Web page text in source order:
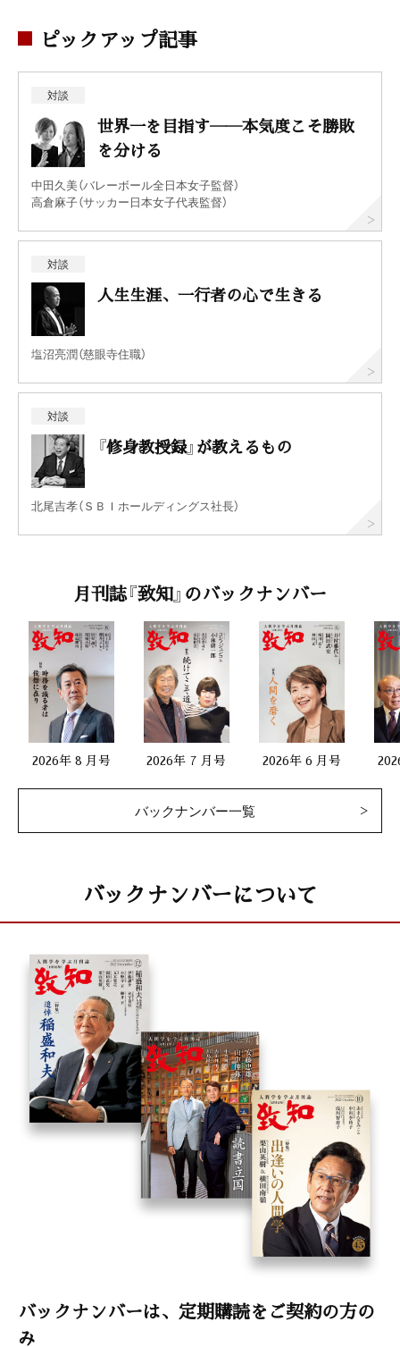
ピックアップ記事
対談
世界一を目指す――本気度こそ勝敗
を分ける
中田久美（バレーボール全日本女子監督）
高倉麻子（サッカー日本女子代表監督）
対談
人生生涯、一行者の心で生きる
塩沼亮潤（慈眼寺住職）
対談
『修身教授録』が教えるもの
北尾吉孝（ＳＢＩホールディングス社長）
月刊誌『致知』のバックナンバー
2026年 8 月号 2026年 7 月号 2026年 6 月号
バックナンバー一覧
バックナンバーについて
バックナンバーは、定期購読をご契約の方の
み